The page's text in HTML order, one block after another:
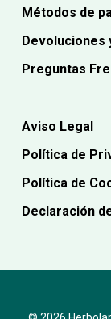
Métodos de
Devoluciones
Preguntas
Aviso Legal
Política de
Política de
Declaración